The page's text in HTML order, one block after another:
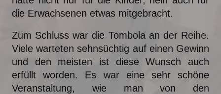
die Erwachsenen etwas mitgebracht.
Zum Schluss war die Tombola an der Reihe.
Viele warteten sehnsüchtig auf einen Gewinn
und den meisten ist diese Wunsch auch
erfüllt worden. Es war eine sehr schöne
Veranstaltung, wie man von den